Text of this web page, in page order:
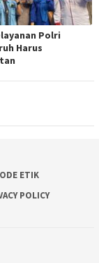
Polri
Harus
ETIK
POLICY